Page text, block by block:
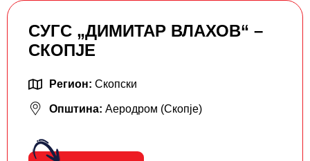
СУГС „ДИМИТАР ВЛАХОВ“ –
СКОПЈЕ
Регион: Скопски
Општина: Аеродром (Скопје)